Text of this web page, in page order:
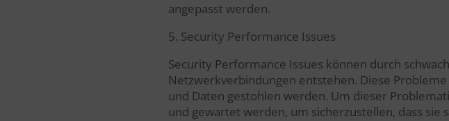
angepasst werden.
5. Security Performance Issues
Security Performance Issues können durch
Netzwerkverbindungen entstehen. Diese
und Daten gestohlen werden. Um dieser
und gewartet werden, um sicherzustellen, dass